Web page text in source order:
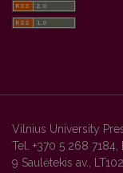
Vilnius University
Tel. +370 5 268 7184,
9 Saulėtekis av.,